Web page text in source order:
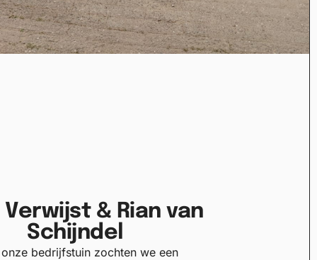
Verwijst & Rian van
Schijndel
bedrijfstuin zochten we een